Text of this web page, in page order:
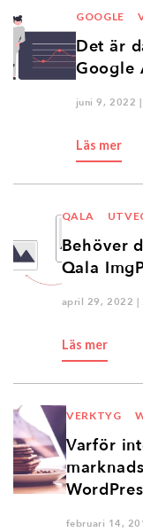
GOOGLE
Det är
Google
juni 9, 2022
Läs mer
QALA
Behöver
Qala
april 29, 2022 |
Läs mer
VERKTYG
Varför
februari 14,